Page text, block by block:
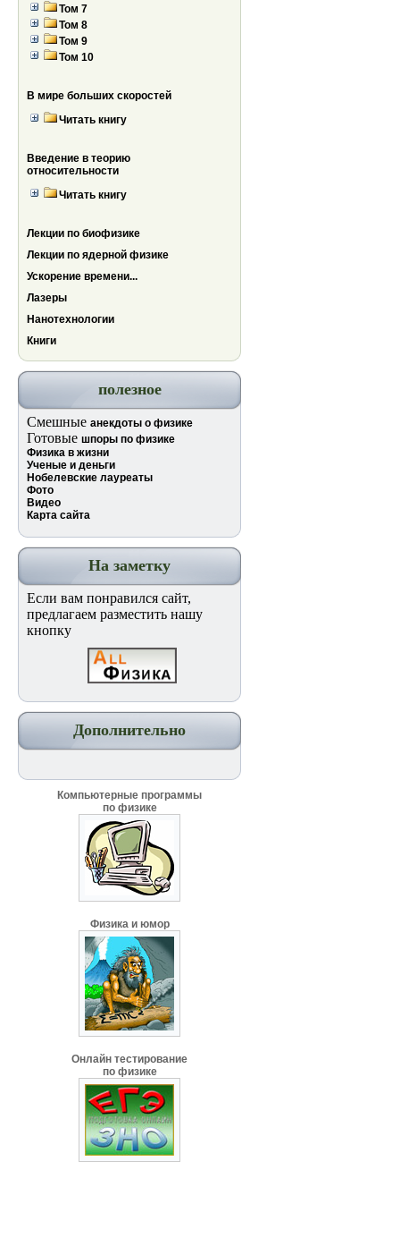
Том 7
Том 8
Том 9
Том 10
В мире больших скоростей
Читать книгу
Введение в теорию
относительности
Читать книгу
Лекции по биофизике
Лекции по ядерной физике
Ускорение времени...
Лазеры
Нанотехнологии
Книги
полезное
Смешные анекдоты о физике
Готовые шпоры по физике
Физика в жизни
Ученые и деньги
Нобелевские лауреаты
Фото
Видео
Карта сайта
На заметку
Если вам понравился сайт,
предлагаем разместить нашу
кнопку
Дополнительно
Компьютерные программы
по физике
Физика и юмор
Онлайн тестирование
по физике